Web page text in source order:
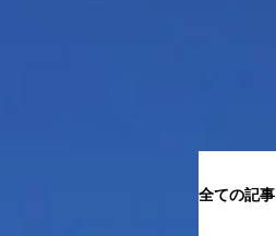
全ての記事